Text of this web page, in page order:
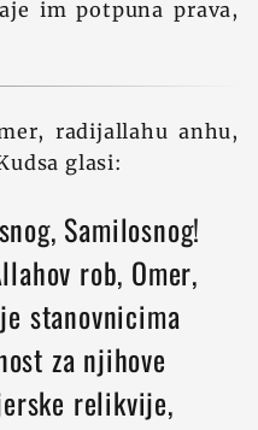
im potpuna prava,
radijallahu anhu,
glasi:
Samilosnog!
rob, Omer,
stanovnicima
za njihove
relikvije,